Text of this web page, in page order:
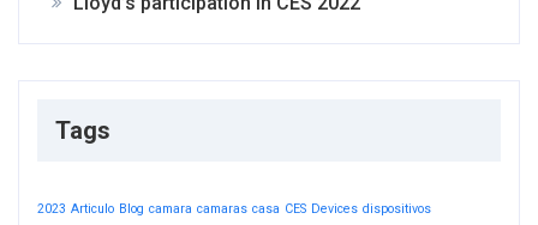
Tags
2023 Articulo Blog camara camaras casa CES Devices dispositivos